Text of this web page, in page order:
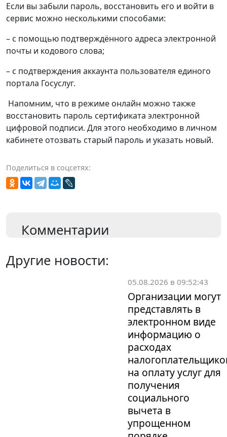
Если вы забыли пароль, восстановить его и войти в
сервис можно несколькими способами:
– с помощью подтверждённого адреса электронной
почты и кодового слова;
– с подтверждения аккаунта пользователя единого
портала Госуслуг.
Напомним, что в режиме онлайн можно также
восстановить пароль сертификата электронной
цифровой подписи. Для этого необходимо в личном
кабинете отозвать старый пароль и указать новый.
Поделиться в соцсетях:
Комментарии
Другие новости:
05.08.2026 в 09:52:43
Организации могут
представлять в
электронном виде
информацию о
расходах
на оплату услуг для
получения
социального
вычета в
упрощенном